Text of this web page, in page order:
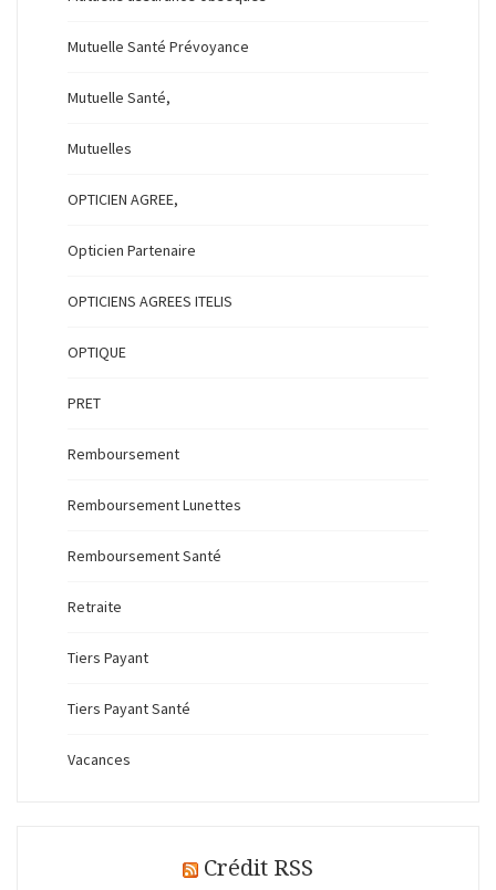
Mutuelle Santé Prévoyance
Mutuelle Santé,
Mutuelles
OPTICIEN AGREE,
Opticien Partenaire
OPTICIENS AGREES ITELIS
OPTIQUE
PRET
Remboursement
Remboursement Lunettes
Remboursement Santé
Retraite
Tiers Payant
Tiers Payant Santé
Vacances
Crédit RSS